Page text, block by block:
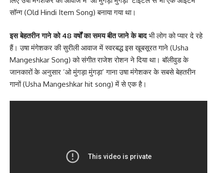
सॉन्ग (Old Hindi Item Song) बनाया गया था।
इस बेहतरीन गाने को 48 वर्षों का समय बीत जाने के बादभी लोग को प्यार दे रहे
हैं। उषा मंगेशकर की सुरीली आवाज में स्वरबद्ध इस खूबसूरत गाने (Usha
Mangeshkar Song) को संगीत राजेश रोशन ने दिया था। बॉलीवुड के
जानकारों के अनुसार ‘ओ मुंगड़ा मुंगड़ा’ गाना उषा मंगेशकर के सबसे बेहतरीन
गानों (Usha Mangeshkar hit song) में से एक है।